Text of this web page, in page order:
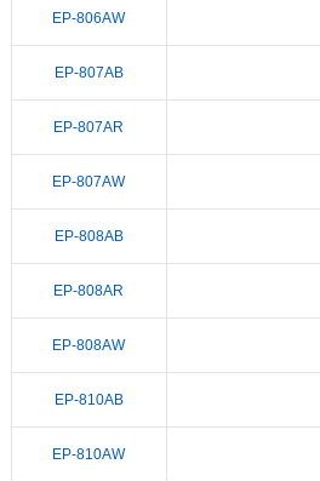
EP-806AW
EP-807AB
EP-807AR
EP-807AW
EP-808AB
EP-808AR
EP-808AW
EP-810AB
EP-810AW